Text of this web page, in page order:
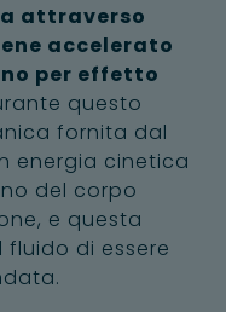
attraverso
accelerato
per effetto
questo
fornita dal
energia cinetica
del corpo
e questa
di essere